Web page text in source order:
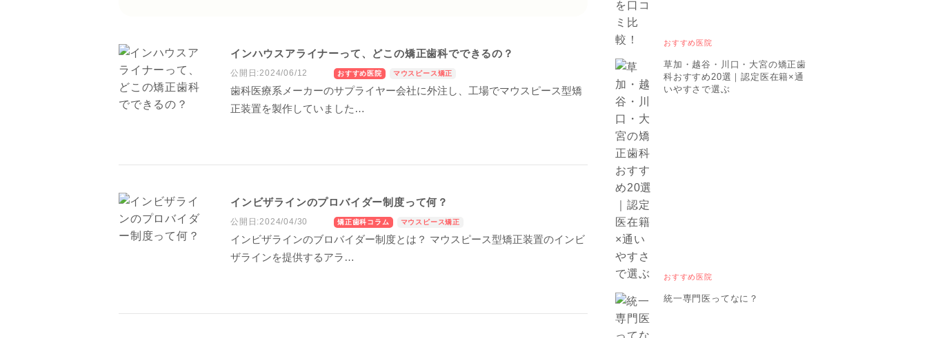
インハウスアライナーって、どこの矯正歯科でできるの？
公開日:2024/06/12 おすすめ医院 マウスピース矯正
歯科医療系メーカーのサプライヤー会社に外注し、工場でマウスピース型矯
正装置を製作していました…
インビザラインのプロバイダー制度って何？
公開日:2024/04/30 矯正歯科コラム マウスピース矯正
インビザラインのブロバイダー制度とは？ マウスピース型矯正装置のインビ
ザラインを提供するアラ…
おすすめ医院
草加・越谷・川口・大宮の矯正歯
科おすすめ20選｜認定医在籍×通
いやすさで選ぶ
おすすめ医院
統一専門医ってなに？